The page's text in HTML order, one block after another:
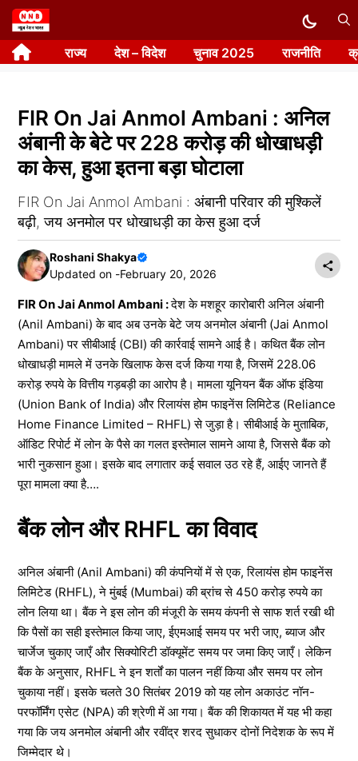
Skip
to
content राज्य देश – विदेश चुनाव 2025 राजनीति
FIR On Jai Anmol Ambani : अनिल
अंबानी के बेटे पर 228 करोड़ की धोखाधड़ी
का केस, हुआ इतना बड़ा घोटाला
FIR On Jai Anmol Ambani : अंबानी परिवार की मुश्किलें
बढ़ी, जय अनमोल पर धोखाधड़ी का केस हुआ दर्ज
Roshani Shakya
Updated on -February 20, 2026
FIR On Jai Anmol Ambani :देश के मशहूर कारोबारी अनिल अंबानी
(Anil Ambani) के बाद अब उनके बेटे जय अनमोल अंबानी (Jai Anmol
Ambani) पर सीबीआई (CBI) की कार्रवाई सामने आई है। कथित बैंक लोन
धोखाधड़ी मामले में उनके खिलाफ केस दर्ज किया गया है, जिसमें 228.06
करोड़ रुपये के वित्तीय गड़बड़ी का आरोप है। मामला यूनियन बैंक ऑफ इंडिया
(Union Bank of India) और रिलायंस होम फाइनेंस लिमिटेड (Reliance
Home Finance Limited – RHFL) से जुड़ा है। सीबीआई के मुताबिक,
ऑडिट रिपोर्ट में लोन के पैसे का गलत इस्तेमाल सामने आया है, जिससे बैंक को
भारी नुकसान हुआ। इसके बाद लगातार कई सवाल उठ रहे हैं, आईए जानते हैं
पूरा मामला क्या है….
बैंक लोन और RHFL का विवाद
अनिल अंबानी (Anil Ambani) की कंपनियों में से एक, रिलायंस होम फाइनेंस
लिमिटेड (RHFL), ने मुंबई (Mumbai) की ब्रांच से 450 करोड़ रुपये का
लोन लिया था। बैंक ने इस लोन की मंजूरी के समय कंपनी से साफ शर्त रखी थी
कि पैसों का सही इस्तेमाल किया जाए, ईएमआई समय पर भरी जाए, ब्याज और
चार्जेज चुकाए जाएँ और सिक्योरिटी डॉक्यूमेंट समय पर जमा किए जाएँ। लेकिन
बैंक के अनुसार, RHFL ने इन शर्तों का पालन नहीं किया और समय पर लोन
चुकाया नहीं। इसके चलते 30 सितंबर 2019 को यह लोन अकाउंट नॉन-
परफॉर्मिंग एसेट (NPA) की श्रेणी में आ गया। बैंक की शिकायत में यह भी कहा
गया कि जय अनमोल अंबानी और रवींद्र शरद सुधाकर दोनों निदेशक के रूप में
जिम्मेदार थे।